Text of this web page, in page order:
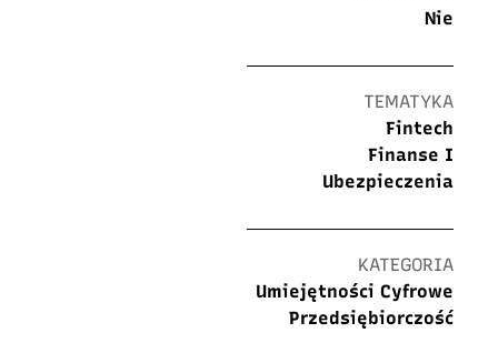
Nie
TEMATYKA
Fintech
Finanse I
Ubezpieczenia
KATEGORIA
Umiejętności Cyfrowe
Przedsiębiorczość